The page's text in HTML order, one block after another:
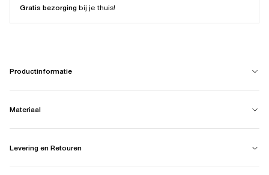
Gratis bezorgingbij je thuis!
Productinformatie
Materiaal
Levering en Retouren